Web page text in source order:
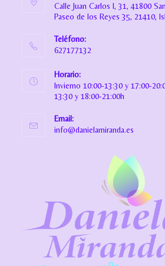
Calle Juan Carlos I, 31, 41800
Paseo de los Reyes 35, 21410,
Teléfono:
627177132
Horario:
Invierno 10:00-13:30 y 17:00-
13:30 y 18:00-21:00h
Email:
info@danielamiranda.es